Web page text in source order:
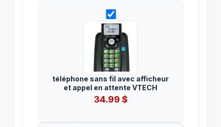
téléphone sans fil avec afficheur
et appel en attente VTECH
34.99 $